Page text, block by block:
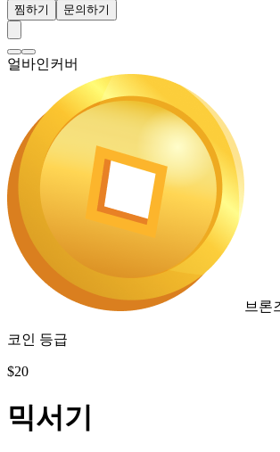
찜하기 문의하기
얼바인커버
브론
코인 등급
$20
믹서기